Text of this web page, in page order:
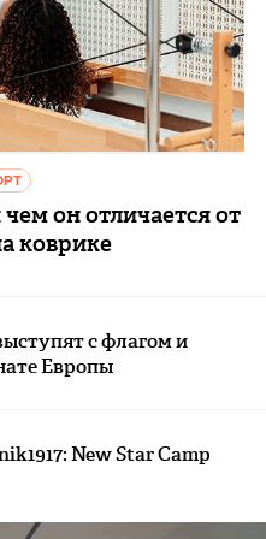
он отличается от
коврике
с флагом и
Европы
New Star Camp